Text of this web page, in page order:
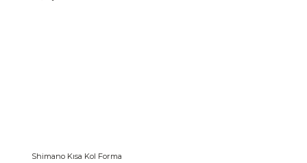
Shimano Kısa Kol Forma